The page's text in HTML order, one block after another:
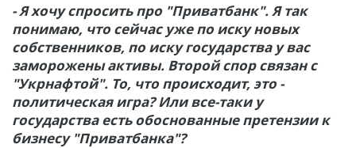
- Я хочу спросить про "Приватбанк". Я так
понимаю, что сейчас уже по иску новых
собственников, по иску государства у вас
заморожены активы. Второй спор связан с
"Укрнафтой". То, что происходит, это -
политическая игра? Или все-таки у
государства есть обоснованные претензии к
бизнесу "Приватбанка"?